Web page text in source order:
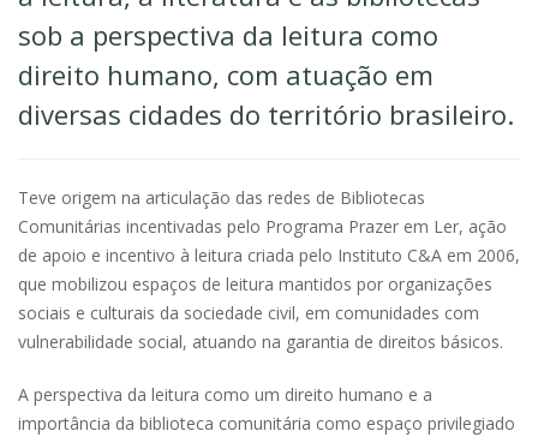
sob a perspectiva da leitura como
direito humano, com atuação em
diversas cidades do território brasileiro.
Teve origem na articulação das redes de Bibliotecas
Comunitárias incentivadas pelo Programa Prazer em Ler, ação
de apoio e incentivo à leitura criada pelo Instituto C&A em 2006,
que mobilizou espaços de leitura mantidos por organizações
sociais e culturais da sociedade civil, em comunidades com
vulnerabilidade social, atuando na garantia de direitos básicos.
A perspectiva da leitura como um direito humano e a
importância da biblioteca comunitária como espaço privilegiado